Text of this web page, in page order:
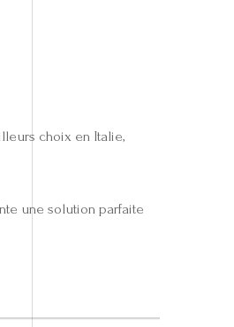
choix en Italie,
une solution parfaite